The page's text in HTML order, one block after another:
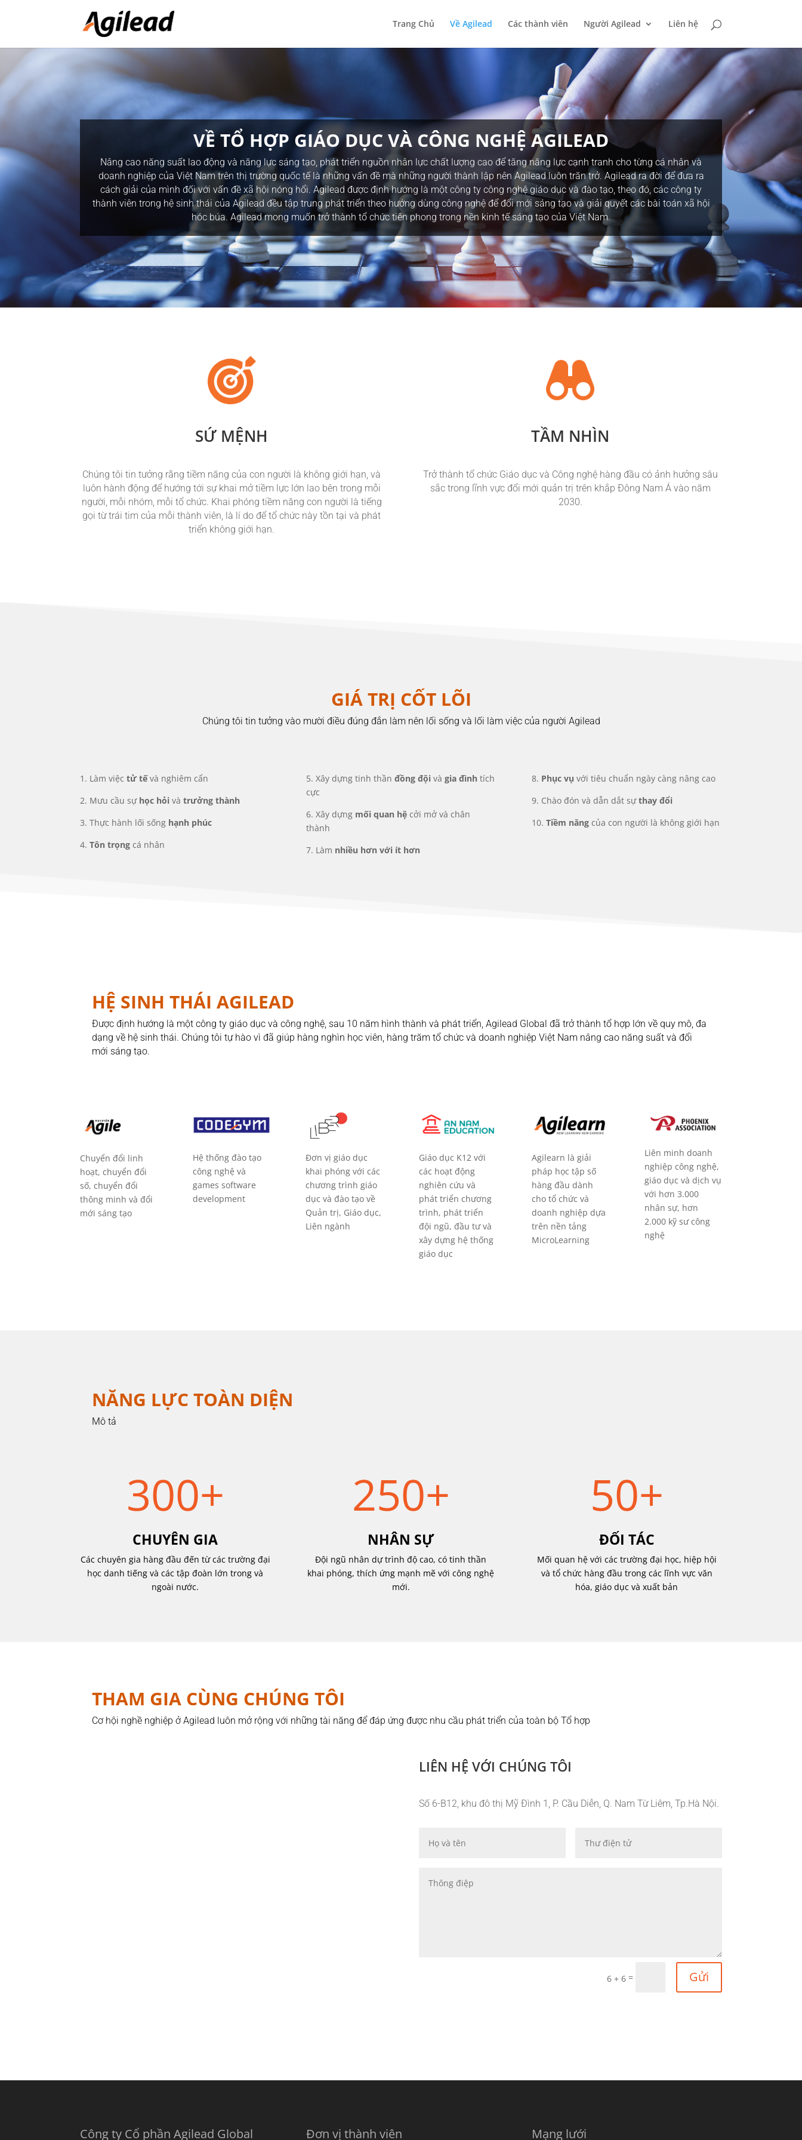
Trang Chủ Về Agilead Các thành viên Người Agilead Liên hệ
VỀ TỔ HỢP GIÁO DỤC VÀ CÔNG NGHỆ AGILEAD
Nâng cao năng suất lao động và năng lực sáng tạo, phát triển nguồn nhân lực chất lượng cao để tăng năng lực cạnh tranh cho từng cá nhân và
doanh nghiệp của Việt Nam trên thị trường quốc tế là những vấn đề mà những người thành lập nên Agilead luôn trăn trở. Agilead ra đời để đưa ra
cách giải của mình đối với vấn đề xã hội nóng hổi. Agilead được định hướng là một công ty công nghệ giáo dục và đào tạo, theo đó, các công ty
thành viên trong hệ sinh thái của Agilead đều tập trung phát triển theo hướng dùng công nghệ để đổi mới sáng tạo và giải quyết các bài toán xã hội
hóc búa. Agilead mong muốn trở thành tổ chức tiên phong trong nền kinh tế sáng tạo của Việt Nam.
SỨ MỆNH
Chúng tôi tin tưởng rằng tiềm năng của con người là không giới hạn, và
luôn hành động để hướng tới sự khai mở tiềm lực lớn lao bên trong mỗi
người, mỗi nhóm, mỗi tổ chức. Khai phóng tiềm năng con người là tiếng
gọi từ trái tim của mỗi thành viên, là lí do để tổ chức này tồn tại và phát
triển không giới hạn.
TẦM NHÌN
Trở thành tổ chức Giáo dục và Công nghệ hàng đầu có ảnh hưởng sâu
sắc trong lĩnh vực đổi mới quản trị trên khắp Đông Nam Á vào năm
2030.
GIÁ TRỊ CỐT LÕI
Chúng tôi tin tưởng vào mười điều đúng đắn làm nên lối sống và lối làm việc của người Agilead
1. Làm việctử tếvà nghiêm cẩn
2. Mưu cầu sự học hỏi vàtrưởng thành
3. Thực hành lối sống hạnh phúc
4.Tôn trọng cá nhân
5. Xây dựng tinh thần đồng độivà gia đình tích
cực
6. Xây dựng mối quan hệcởi mở và chân
thành
7. Làm nhiều hơn với ít hơn
8. Phục vụ với tiêu chuẩn ngày càng nâng cao
9. Chào đón và dẫn dắt sựthay đổi
10. Tiềm năngcủa con người là không giới hạn
HỆ SINH THÁI AGILEAD
Được định hướng là một công ty giáo dục và công nghệ, sau 10 năm hình thành và phát triển, Agilead Global đã trở thành tổ hợp lớn về quy mô, đa
dạng về hệ sinh thái. Chúng tôi tự hào vì đã giúp hàng nghìn học viên, hàng trăm tổ chức và doanh nghiệp Việt Nam nâng cao năng suất và đổi
mới sáng tạo.
Chuyển đổi linh
hoạt, chuyển đổi
số, chuyển đổi
thông minh và đổi
mới sáng tạo
Hệ thống đào tạo
công nghệ và
games software
development
Đơn vị giáo dục
khai phóng với các
chương trình giáo
dục và đào tạo về
Quản trị, Giáo dục,
Liên ngành
Giáo dục K12 với
các hoạt động
nghiên cứu và
phát triển chương
trình, phát triển
đội ngũ, đầu tư và
xây dựng hệ thống
giáo dục
Agilearn là giải
pháp học tập số
hàng đầu dành
cho tổ chức và
doanh nghiệp dựa
trên nền tảng
MicroLearning
Liên minh doanh
nghiệp công nghệ,
giáo dục và dịch vụ
với hơn 3.000
nhân sự, hơn
2.000 kỹ sư công
nghệ
NĂNG LỰC TOÀN DIỆN
Mô tả
300+
CHUYÊN GIA
Các chuyên gia hàng đầu đến từ các trường đại
học danh tiếng và các tập đoàn lớn trong và
ngoài nước.
250+
NHÂN SỰ
Đội ngũ nhân dự trình độ cao, có tinh thần
khai phóng, thích ứng mạnh mẽ với công nghệ
mới.
50+
ĐỐI TÁC
Mối quan hệ với các trường đại học, hiệp hội
và tổ chức hàng đầu trong các lĩnh vực văn
hóa, giáo dục và xuất bản
THAM GIA CÙNG CHÚNG TÔI
Cơ hội nghề nghiệp ở Agilead luôn mở rộng với những tài năng để đáp ứng được nhu cầu phát triển của toàn bộ Tổ hợp
LIÊN HỆ VỚI CHÚNG TÔI
Số 6-B12, khu đô thị Mỹ Đình 1, P. Cầu Diễn, Q. Nam Từ Liêm, Tp.Hà Nội.
6 + 6= Gửi
Công ty Cổ phần Agilead Global Đơn vị thành viên Mạng lưới